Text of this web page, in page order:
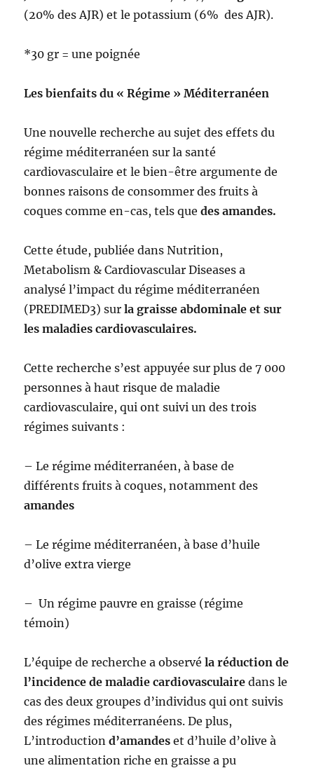
(20% des AJR) et le potassium (6% des AJR).
*30 gr = une poignée
Les bienfaits du « Régime » Méditerranéen
Une nouvelle recherche au sujet des effets du
régime méditerranéen sur la santé
cardiovasculaire et le bien-être argumente de
bonnes raisons de consommer des fruits à
coques comme en-cas, tels quedes amandes.
Cette étude, publiée dans Nutrition,
Metabolism & Cardiovascular Diseases a
analysé l’impact du régime méditerranéen
(PREDIMED3) surla graisse abdominale et sur
les maladies cardiovasculaires.
Cette recherche s’est appuyée sur plus de 7 000
personnes à haut risque de maladie
cardiovasculaire, qui ont suivi un des trois
régimes suivants :
– Le régime méditerranéen, à base de
différents fruits à coques, notamment des
amandes
– Le régime méditerranéen, à base d’huile
d’olive extra vierge
– Un régime pauvre en graisse (régime
témoin)
L’équipe de recherche a observéla réduction de
l’incidence de maladie cardiovasculaire dans le
cas des deux groupes d’individus qui ont suivis
des régimes méditerranéens. De plus,
L’introductiond’amandes et d’huile d’olive à
une alimentation riche en graisse a pu